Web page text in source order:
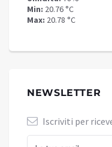
NEWSLETTER
Iscriviti per